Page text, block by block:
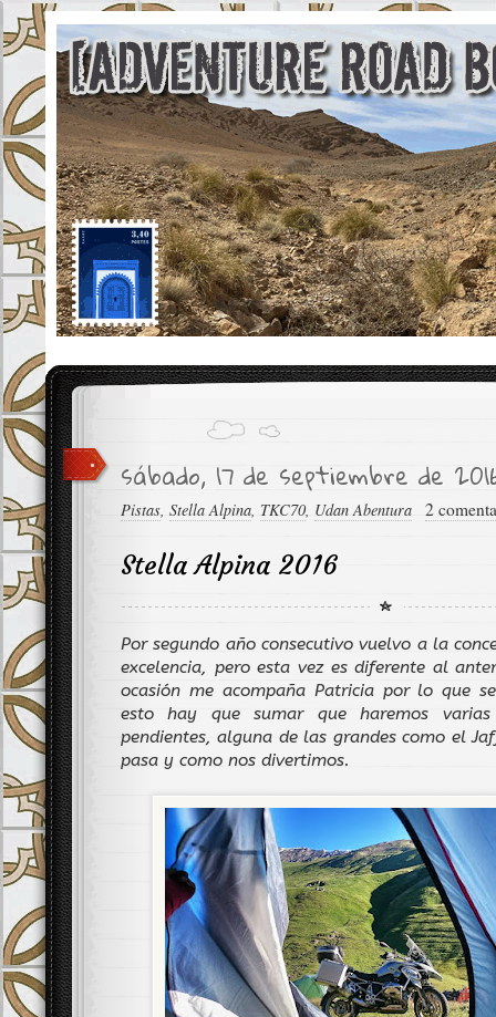
sábado, 17 de septiembre de
Pistas, Stella Alpina, TKC70, Udan Abentura 2
Stella Alpina 2016
Por segundo año consecutivo vuelvo a la
excelencia, pero esta vez es diferente al
ocasión me acompaña Patricia por lo que
esto hay que sumar que haremos
pendientes, alguna de las grandes como el
pasa y como nos divertimos.